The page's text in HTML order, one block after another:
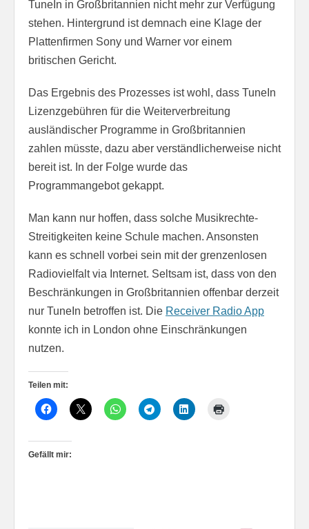
TuneIn in Großbritannien nicht mehr zur Verfügung
stehen. Hintergrund ist demnach eine Klage der
Plattenfirmen Sony und Warner vor einem
britischen Gericht.
Das Ergebnis des Prozesses ist wohl, dass TuneIn
Lizenzgebühren für die Weiterverbreitung
ausländischer Programme in Großbritannien
zahlen müsste, dazu aber verständlicherweise nicht
bereit ist. In der Folge wurde das
Programmangebot gekappt.
Man kann nur hoffen, dass solche Musikrechte-
Streitigkeiten keine Schule machen. Ansonsten
kann es schnell vorbei sein mit der grenzenlosen
Radiovielfalt via Internet. Seltsam ist, dass von den
Beschränkungen in Großbritannien offenbar derzeit
nur TuneIn betroffen ist. Die Receiver Radio App
konnte ich in London ohne Einschränkungen
nutzen.
Teilen mit:
Gefällt mir: